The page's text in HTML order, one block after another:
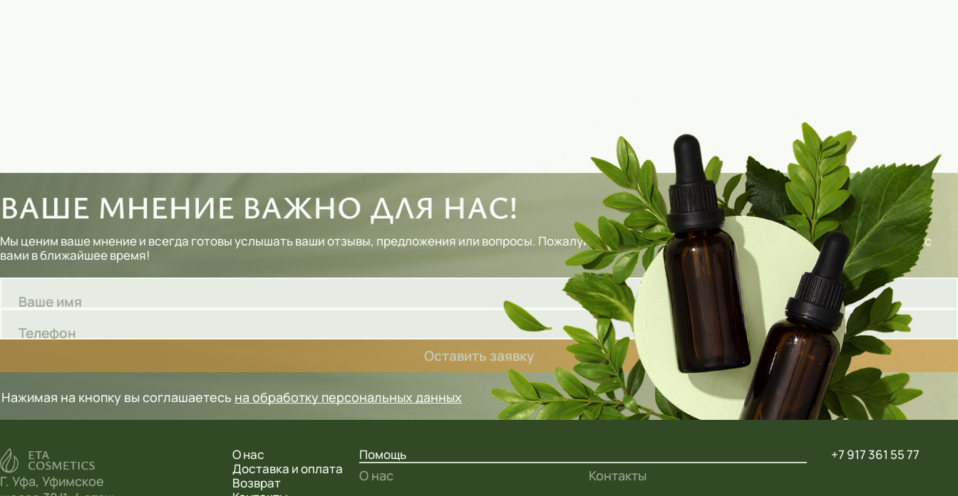
Шампуни
Основы под макияж
ВАШЕ МНЕНИЕ ВАЖНО ДЛЯ НАС!
Мы ценим ваше мнение и всегда готовы услышать ваши отзывы, предложения или вопросы. Пожалуйста, заполните форму ниже, и наш специалист свяжется с
вами в ближайшее время!
Ваше имя
Телефон
Оставить заявку
Нажимая на кнопку вы соглашаетесь на обработку персональных данных
Г. Уфа, Уфимское
О нас
Доставка и оплата
Возврат
Помощь
О нас
Контакты
+7 917 361 55 77